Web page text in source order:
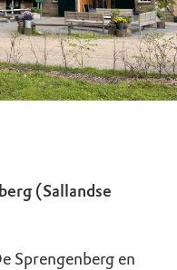
(Sallandse
Sprengenberg en